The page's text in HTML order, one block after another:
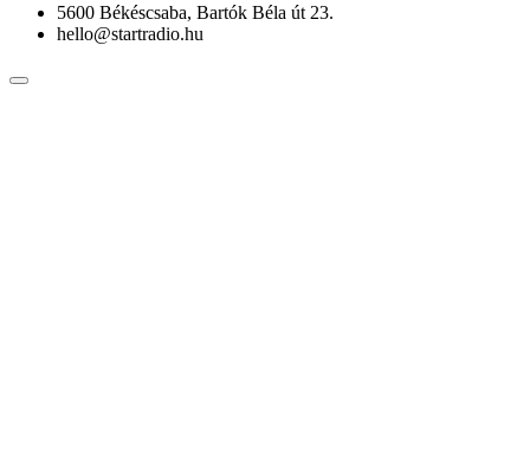
5600 Békéscsaba, Bartók Béla út 23.
hello@startradio.hu